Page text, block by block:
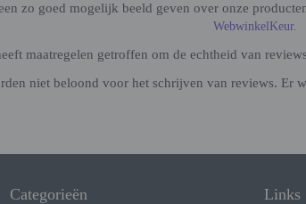
zo goed mogelijk beeld geven over onze
WebwinkelKeur.
maatregelen getroffen om de echtheid van
niet beloond voor het schrijven van reviews. Er
Categorieën Links